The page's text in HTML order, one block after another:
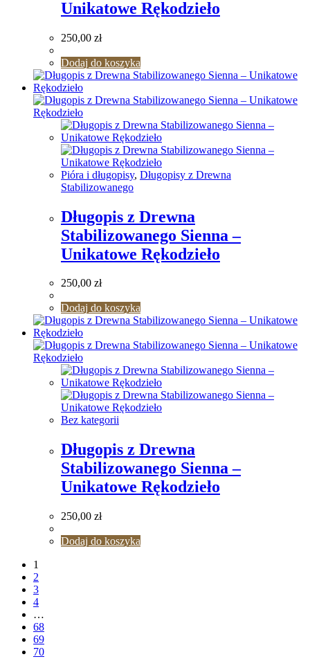
Unikatowe Rękodzieło
250,00 zł
Dodaj do koszyka
Pióra i długopisy, Długopisy z Drewna
Stabilizowanego
Długopis z Drewna
Stabilizowanego Sienna –
Unikatowe Rękodzieło
250,00 zł
Dodaj do koszyka
Bez kategorii
Długopis z Drewna
Stabilizowanego Sienna –
Unikatowe Rękodzieło
250,00 zł
Dodaj do koszyka
1
2
3
4
…
68
69
70